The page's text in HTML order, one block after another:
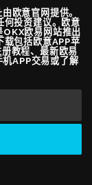
欧意官网提供。
何投资建议。欧意
OKX欧易网站推出
载包括欧意APP苹
教程、最新欧易
APP交易或了解